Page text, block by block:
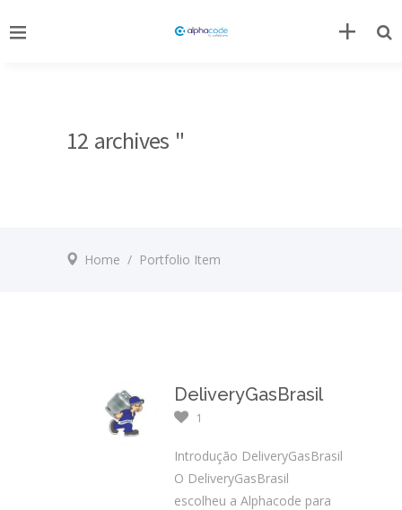
12 archives "
Home / Portfolio Item
DeliveryGasBrasil
1
Introdução DeliveryGasBrasil
O DeliveryGasBrasil
escolheu a Alphacode para